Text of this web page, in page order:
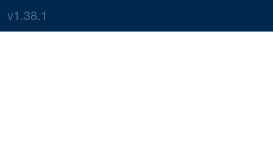
v1.38.1